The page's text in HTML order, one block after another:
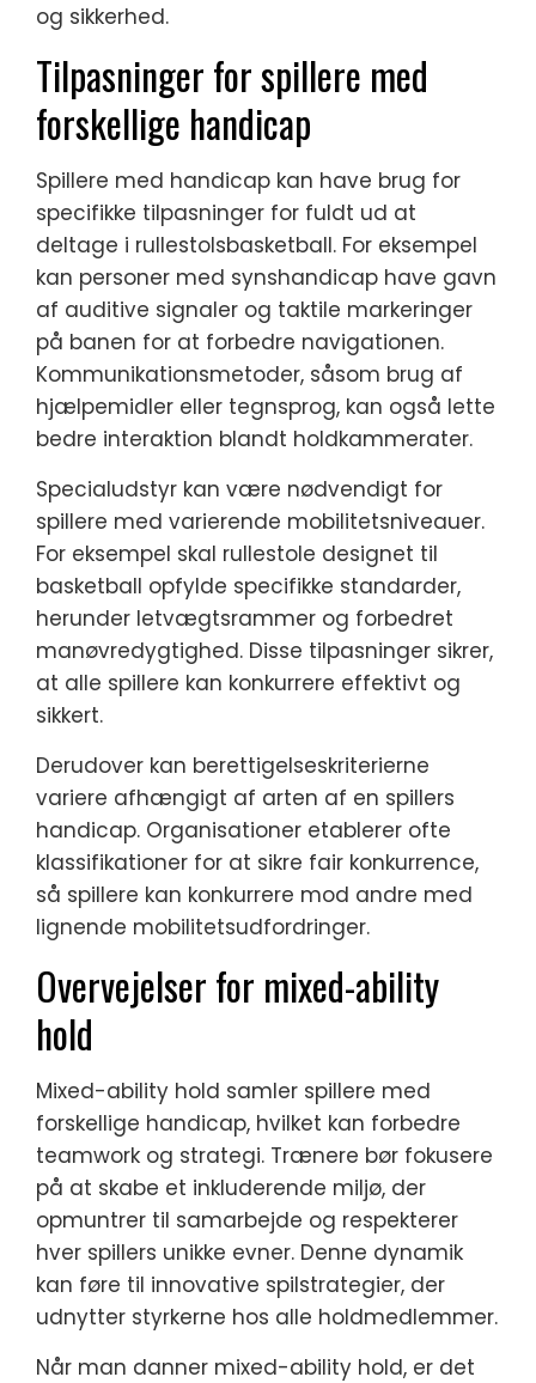
og sikkerhed.
Tilpasninger for spillere med
forskellige handicap
Spillere med handicap kan have brug for
specifikke tilpasninger for fuldt ud at
deltage i rullestolsbasketball. For eksempel
kan personer med synshandicap have gavn
af auditive signaler og taktile markeringer
på banen for at forbedre navigationen.
Kommunikationsmetoder, såsom brug af
hjælpemidler eller tegnsprog, kan også lette
bedre interaktion blandt holdkammerater.
Specialudstyr kan være nødvendigt for
spillere med varierende mobilitetsniveauer.
For eksempel skal rullestole designet til
basketball opfylde specifikke standarder,
herunder letvægtsrammer og forbedret
manøvredygtighed. Disse tilpasninger sikrer,
at alle spillere kan konkurrere effektivt og
sikkert.
Derudover kan berettigelseskriterierne
variere afhængigt af arten af en spillers
handicap. Organisationer etablerer ofte
klassifikationer for at sikre fair konkurrence,
så spillere kan konkurrere mod andre med
lignende mobilitetsudfordringer.
Overvejelser for mixed-ability
hold
Mixed-ability hold samler spillere med
forskellige handicap, hvilket kan forbedre
teamwork og strategi. Trænere bør fokusere
på at skabe et inkluderende miljø, der
opmuntrer til samarbejde og respekterer
hver spillers unikke evner. Denne dynamik
kan føre til innovative spilstrategier, der
udnytter styrkerne hos alle holdmedlemmer.
Når man danner mixed-ability hold, er det